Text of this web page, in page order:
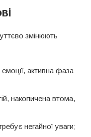
змінюють
активна фаза
накопичена втома,
негайної уваги;